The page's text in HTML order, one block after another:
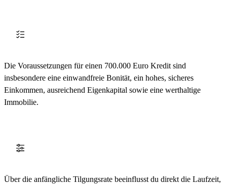
Die Voraussetzungen für einen 700.000 Euro Kredit sind
insbesondere eine einwandfreie Bonität, ein hohes, sicheres
Einkommen, ausreichend Eigenkapital sowie eine werthaltige
Immobilie.
Über die anfängliche Tilgungsrate beeinflusst du direkt die Laufzeit,